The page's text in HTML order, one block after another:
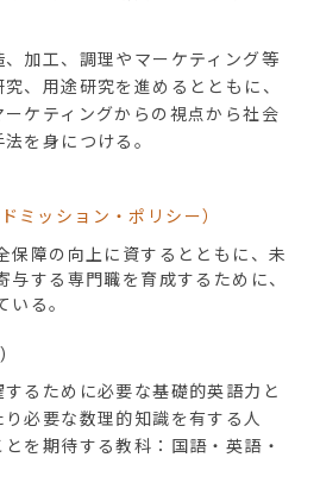
加工、調理やマーケティング等
、用途研究を進めるとともに、
ケティングからの視点から社会
を身につける。
ミッション・ポリシー）
保障の向上に資するとともに、未
する専門職を育成するために、
る。
るために必要な基礎的英語力と
必要な数理的知識を有する人
を期待する教科：国語・英語・